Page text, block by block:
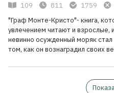
109
811 1759
"Граф Монте-Кристо"- книга,
увлечением читают и взрослые,
невинно осужденный моряк
том, как он вознаградил своих